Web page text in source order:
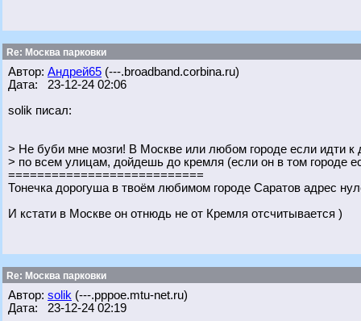
Re: Москва парковки
Автор: Андрей65 (---.broadband.corbina.ru)
Дата: 23-12-24 02:06
solik писал:
> Не буби мне мозги! В Москве или любом городе если идти
> по всем улицам, дойдешь до кремля (если он в том городе
===========================
Тонечка дорогуша в твоём любимом городе Саратов адрес
И кстати в Москве он отнюдь не от Кремля отсчитывается )
Re: Москва парковки
Автор: solik (---.pppoe.mtu-net.ru)
Дата: 23-12-24 02:19